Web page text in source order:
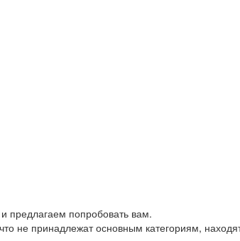
предлагаем попробовать вам.
не принадлежат основным категориям,